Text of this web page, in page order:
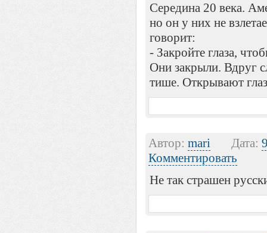
Середина 20 века.
но он у них не
говорит:
- Закройте глаза,
Они закрыли. Вдруг
тише. Открывают
Автор: mari Дата:
Комментировать
Не так страшен